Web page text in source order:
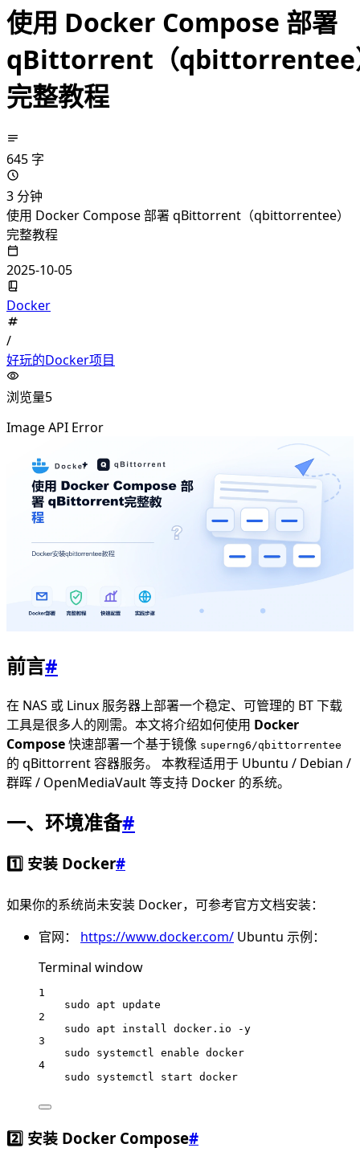
使用 Docker Compose 部署
qBittorrent（qbittorrentee
完整教程
645 字
3 分钟
使用 Docker Compose 部署 qBittorrent（qbittorrentee）
完整教程
2025-10-05
Docker
/
好玩的Docker项目
浏览量5
Image API Error
前言#
在 NAS 或 Linux 服务器上部署一个稳定、可管理的 BT 下载
工具是很多人的刚需。本文将介绍如何使用 Docker
Compose快速部署一个基于镜像 superng6/qbittorrentee
的 qBittorrent 容器服务。 本教程适用于 Ubuntu / Debian /
群晖 / OpenMediaVault 等支持 Docker 的系统。
一、环境准备#
1️⃣ 安装 Docker#
如果你的系统尚未安装 Docker，可参考官方文档安装：
官网： https://www.docker.com/ Ubuntu 示例：
Terminal window
1
sudo
apt
update
2
sudo
apt install docker.io
-y
3
sudo
systemctl enable docker
4
sudo
systemctl start docker
2️⃣ 安装 Docker Compose#